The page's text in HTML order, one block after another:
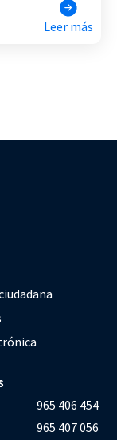
Leer más
965 406 454
965 407 056